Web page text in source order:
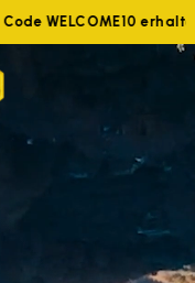
WELCOME10 erhalten